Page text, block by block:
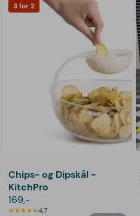
3 for 2
Chips- og Dipskål -
KitchPro
169,-
4,7